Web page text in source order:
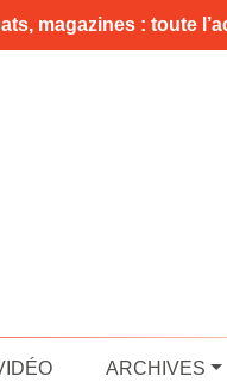
magazines : toute
ARCHIVES